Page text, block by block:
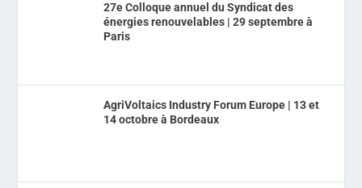
27e Colloque annuel du Syndicat des
énergies renouvelables | 29 septembre à
Paris
AgriVoltaics Industry Forum Europe | 13 et
14 octobre à Bordeaux